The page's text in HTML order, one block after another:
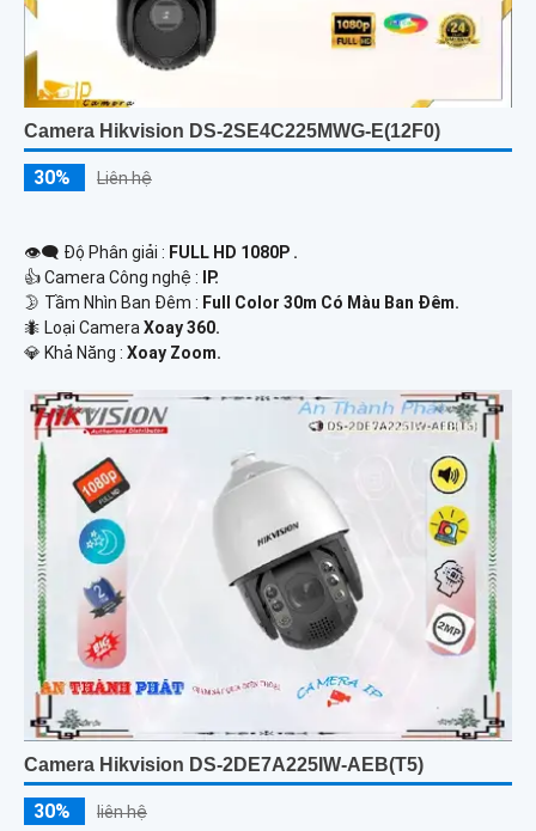
Camera Hikvision DS-2SE4C225MWG-E(12F0)
30% Liên hệ
👁️‍🗨 Độ Phân giải : FULL HD 1080P .
👍 Camera Công nghệ :
IP.
🌛 Tầm Nhìn Ban Đêm : Full Color 30m Có Màu Ban Đêm.
🐜 Loại Camera Xoay 360.
️💎 Khả Năng : Xoay Zoom.
Camera Hikvision DS-2DE7A225IW-AEB(T5)
30% liên hệ